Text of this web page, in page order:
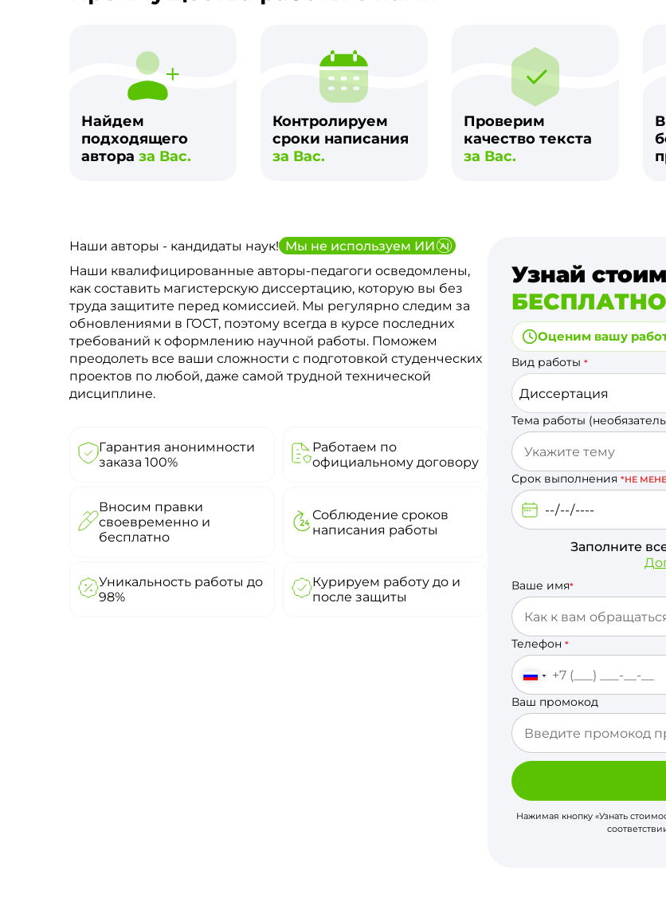
Найдем
подходящего
автора за Вас.
Контролируем
сроки написания
за Вас.
Проверим
качество текста
за Вас.
Наши авторы - кандидаты наук! Мы не используем ИИ
Наши квалифицированные авторы-педагоги осведомлены,
как составить магистерскую диссертацию, которую вы без
труда защитите перед комиссией. Мы регулярно следим за
обновлениями в ГОСТ, поэтому всегда в курсе последних
требований к оформлению научной работы. Поможем
преодолеть все ваши сложности с подготовкой студенческих
проектов по любой, даже самой трудной технической
дисциплине.
Гарантия анонимности
заказа 100%
Работаем по
официальному договору
Вносим правки
своевременно и
бесплатно
Соблюдение сроков
написания работы
Уникальность работы до
98%
Курируем работу до и
после защиты
Узнай
БЕСПЛАТНО
Оценим вашу
Вид работы *
Диссертация
Тема работы
Срок выполнения *НЕ
Заполните
Ваше имя*
Телефон *
Ваш промокод
Нажимая кнопку «Узнать